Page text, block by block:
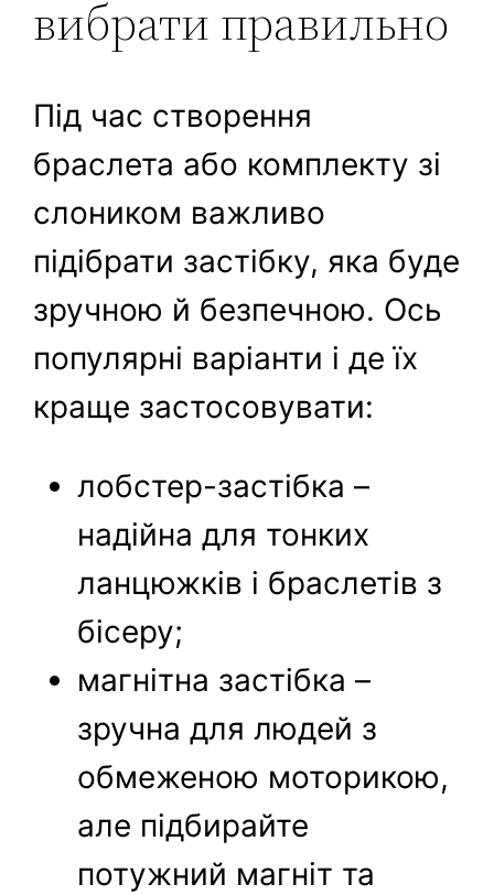
вибрати правильно
Під час створення
браслета або комплекту зі
слоником важливо
підібрати застібку, яка буде
зручною й безпечною. Ось
популярні варіанти і де їх
краще застосовувати:
лобстер-застібка –
надійна для тонких
ланцюжків і браслетів з
бісеру;
магнітна застібка –
зручна для людей з
обмеженою моторикою,
але підбирайте
потужний магніт та